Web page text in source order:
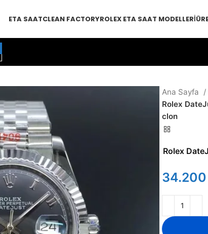
ETA SAATCLEAN FACTORYROLEX ETA SAAT MODELLERI
Ana Sayfa
Rolex
clon
Rolex